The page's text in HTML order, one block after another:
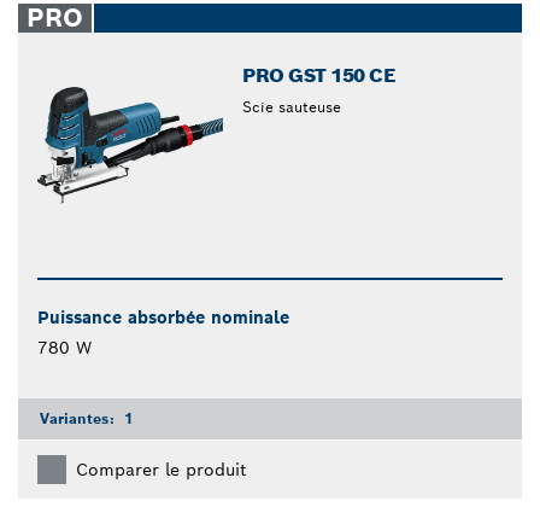
PRO
PRO GST 150 CE
Scie sauteuse
Puissance absorbée nominale
780 W
Variantes: 1
Comparer le produit